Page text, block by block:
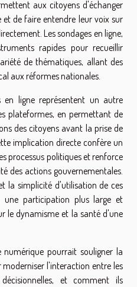
aux citoyens d'échanger
de faire entendre leur voix sur
Les sondages en ligne,
rapides pour recueillir
de thématiques, allant des
aux réformes nationales.
en ligne représentent un autre
plateformes, en permettant de
des citoyens avant la prise de
implication directe confère un
processus politiques et renforce
des actions gouvernementales.
la simplicité d'utilisation de ces
une participation plus large et
le dynamisme et la santé d'une
pourrait souligner la
l'interaction entre les
et comment ils